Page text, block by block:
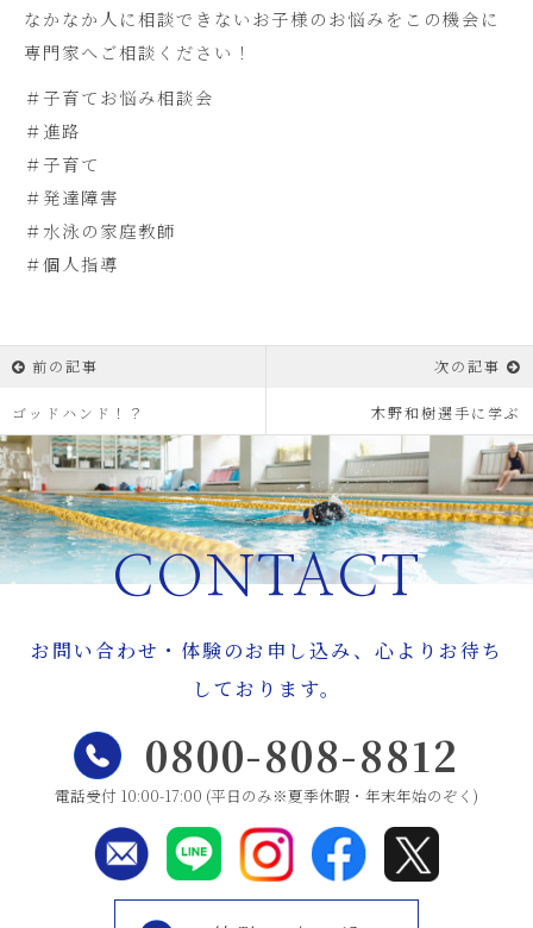
なかなか人に相談できないお子様のお悩みをこの機会に
専門家へご相談ください！
＃子育てお悩み相談会
＃進路
＃子育て
＃発達障害
＃水泳の家庭教師
＃個人指導
前の記事
ゴッドハンド！？
次の記事
木野和樹選手に学ぶ
CONTACT
お問い合わせ・体験のお申し込み、心よりお待ち
しております。
0800-808-8812
電話受付 10:00-17:00 (平日のみ※夏季休暇・年末年始のぞく)